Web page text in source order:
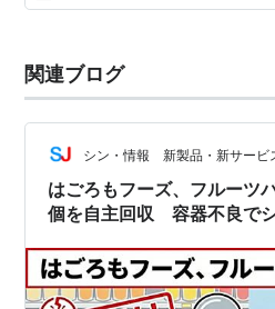
関連ブログ
シン・情報 新製品・新サービ
はごろもフーズ、フルーツ
個を自主回収 容器不良で